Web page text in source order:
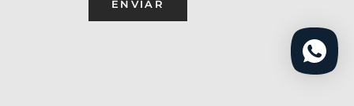
ENVIAR